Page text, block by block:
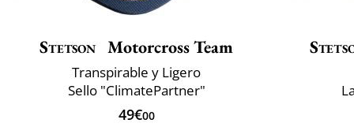
Stetson Motorcross Team
Transpirable y Ligero
Sello "ClimatePartner"
49€00